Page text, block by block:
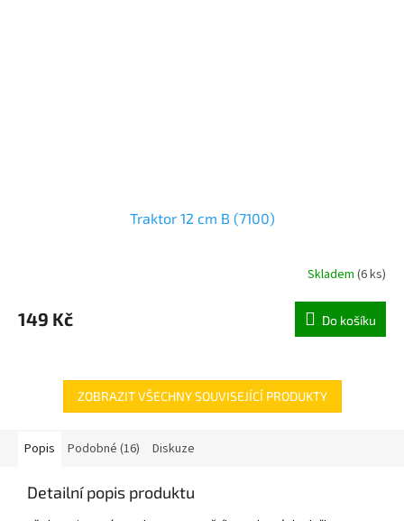
Traktor 12 cm B (7100)
Skladem (6 ks)
149 Kč Do košíku
ZOBRAZIT VŠECHNY SOUVISEJÍCÍ PRODUKTY
Popis Podobné (16) Diskuze
Detailní popis produktu